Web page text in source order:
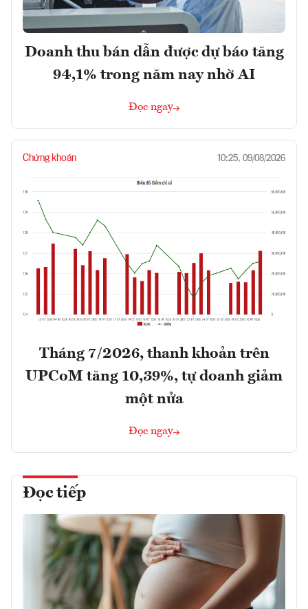
Doanh thu bán dẫn được dự báo tăng
94,1% trong năm nay nhờ AI
Đọc ngay
Chứng khoán 10:25, 09/08/2026
Tháng 7/2026, thanh khoản trên
UPCoM tăng 10,39%, tự doanh giảm
một nửa
Đọc ngay
Đọc tiếp